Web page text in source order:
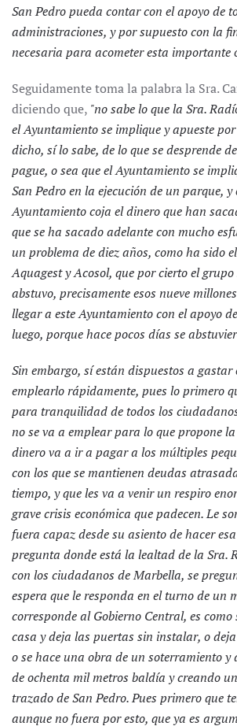
San Pedro pueda contar con el apoyo de
administraciones, y por supuesto con la
necesaria para acometer esta importante
Seguidamente toma la palabra la Sra.
diciendo que, "no sabe lo que la Sra.
el Ayuntamiento se implique y apueste
dicho, sí lo sabe, de lo que se desprende
pague, o sea que el Ayuntamiento se
San Pedro en la ejecución de un parque, y
Ayuntamiento coja el dinero que han
que se ha sacado adelante con mucho
un problema de diez años, como ha sido
Aquagest y Acosol, que por cierto el
abstuvo, precisamente esos nueve
llegar a este Ayuntamiento con el apoyo
luego, porque hace pocos días se
Sin embargo, sí están dispuestos a gastar
emplearlo rápidamente, pues lo primero
para tranquilidad de todos los
no se va a emplear para lo que propone la
dinero va a ir a pagar a los múltiples
con los que se mantienen deudas
tiempo, y que les va a venir un respiro
grave crisis económica que padecen. Le
fuera capaz desde su asiento de hacer
pregunta donde está la lealtad de la Sra.
con los ciudadanos de Marbella, se
espera que le responda en el turno de un
corresponde al Gobierno Central, es
casa y deja las puertas sin instalar, o
o se hace una obra de un soterramiento y
de ochenta mil metros baldía y creando
trazado de San Pedro. Pues primero que
aunque no fuera por esto, que ya es